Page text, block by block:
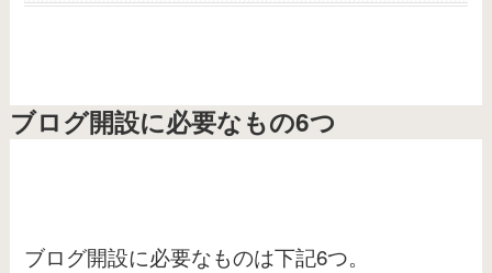
ブログ開設に必要なもの6つ
ブログ開設に必要なものは下記6つ。